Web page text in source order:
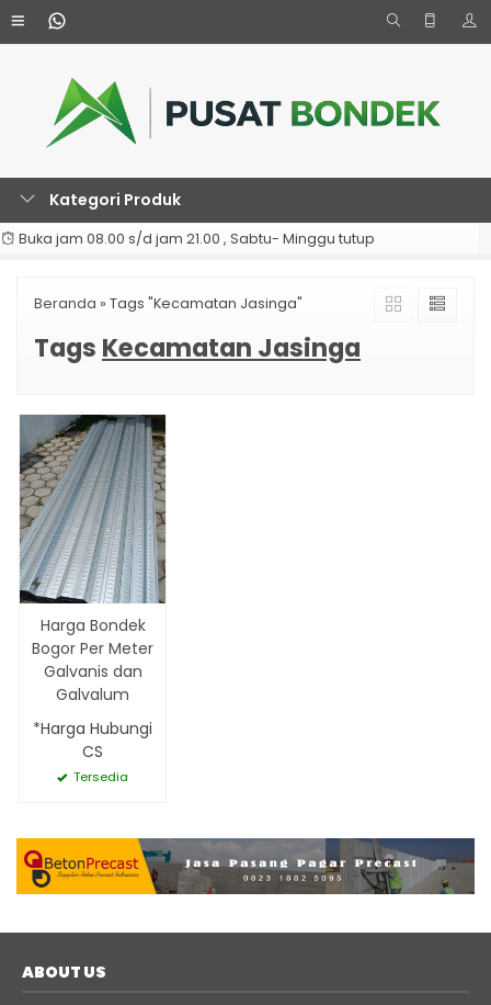
Kategori Produk
Buka jam 08.00 s/d jam 21.00 , Sabtu- Minggu tutup
Beranda » Tags "Kecamatan Jasinga"
Tags Kecamatan Jasinga
Harga Bondek
Bogor Per Meter
Galvanis dan
Galvalum
*Harga Hubungi
CS
Tersedia
ABOUT US